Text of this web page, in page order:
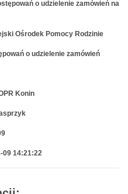
o udzielenie zamówień na
Ośrodek Pomocy Rodzinie
o udzielenie zamówień
Konin
09 14:21:22